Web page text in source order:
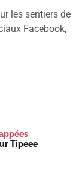
les sentiers de
Facebook,
Tipeee